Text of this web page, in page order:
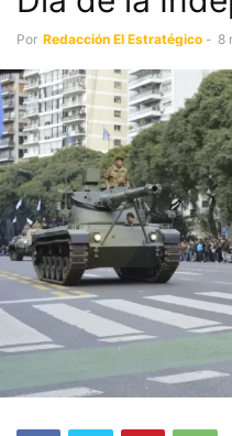
Por Redacción El Estratégico - 8